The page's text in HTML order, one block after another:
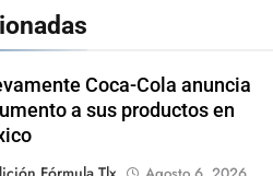
Coca-Cola anuncia
a sus productos en